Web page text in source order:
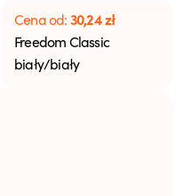
Cena od:30,24zł
Freedom Classic
biały/biały